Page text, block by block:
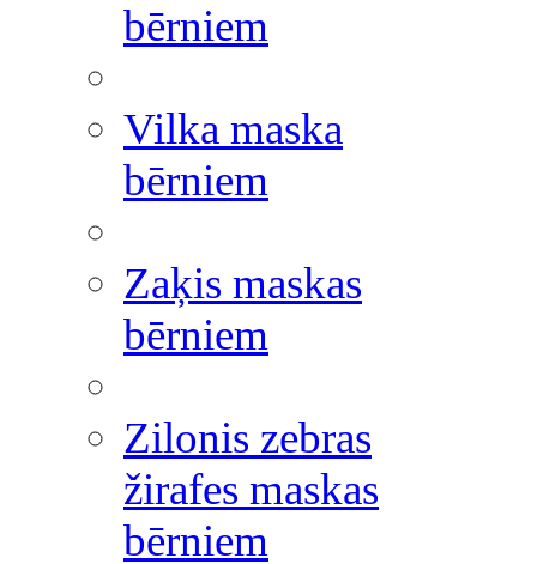
bērniem
Vilka maska
bērniem
Zaķis maskas
bērniem
Zilonis zebras
žirafes maskas
bērniem